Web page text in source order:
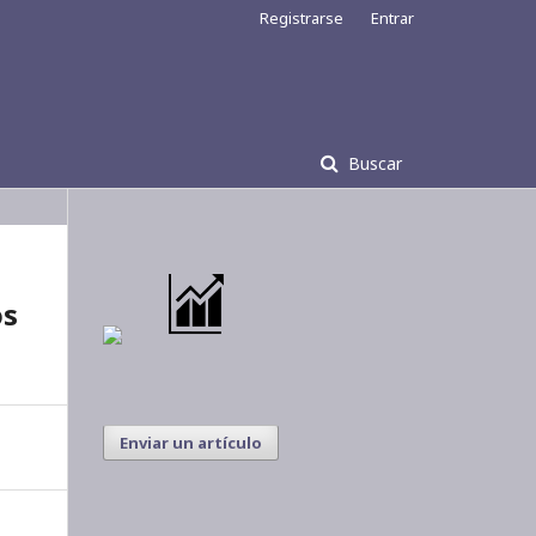
Buscar
Registrarse Entrar
Enviar un artículo